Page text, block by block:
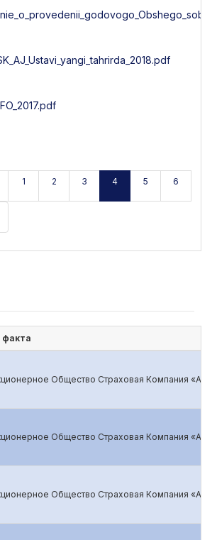
1 2 3 4 5 6
Общество Страховая Компания
Общество Страховая Компания
Общество Страховая Компания